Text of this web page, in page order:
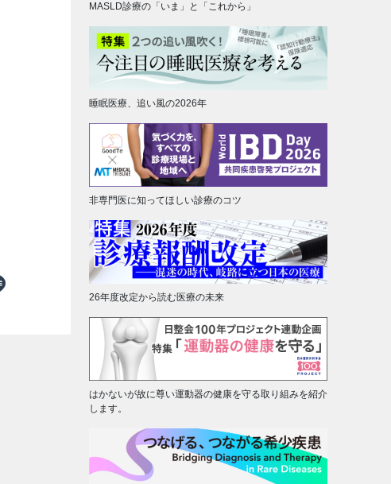
MASLD診療の「いま」と「これから」
睡眠医療、追い風の2026年
非専門医に知ってほしい診療のコツ
26年度改定から読む医療の未来
はかないが故に尊い運動器の健康を守る取り組みを紹介
します。